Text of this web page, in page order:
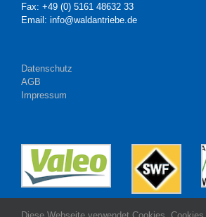
Fax: +49 (0) 5161 48632 33
Email: info@waldantriebe.de
Datenschutz
AGB
Impressum